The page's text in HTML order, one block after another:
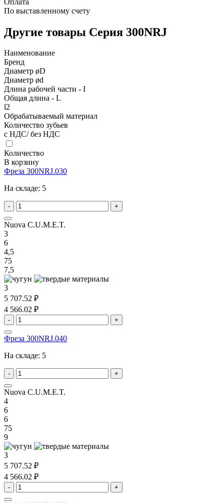
По выставленному счету
Другие товары Серия 300NRJ
Наименование
Бренд
Диаметр øD
Диаметр ød
Длина рабочей части - I
Общая длина - L
l2
Обрабатываемый материал
Количество зубьев
с НДС/ без НДС
Количество
В корзину
Фреза 300NRJ.030
На складе: 5
- +
Nuova C.U.M.E.T.
3
6
4,5
75
7,5
3
5 707.52 ₽
4 566.02 ₽
- +
Фреза 300NRJ.040
На складе: 5
- +
Nuova C.U.M.E.T.
4
6
6
75
9
3
5 707.52 ₽
4 566.02 ₽
- +